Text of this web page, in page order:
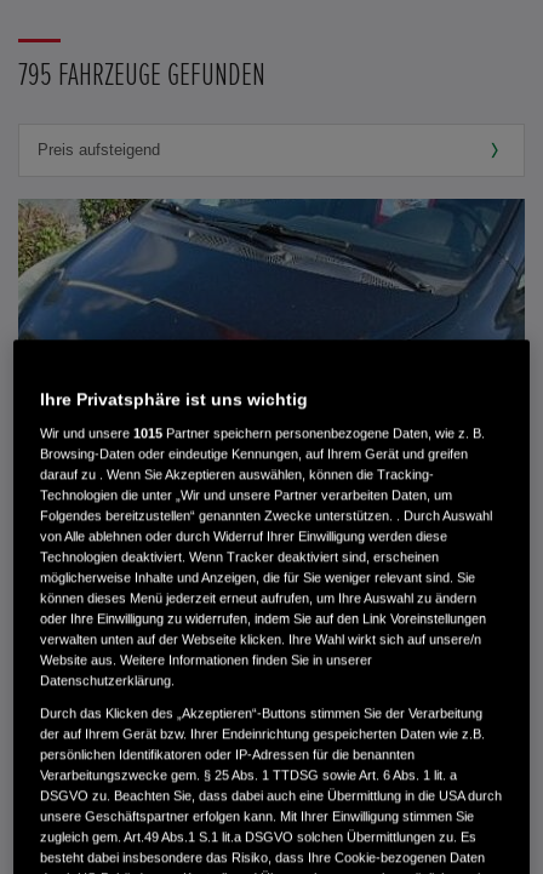
795 FAHRZEUGE GEFUNDEN
MWST. NICHT AUSWEISBAR
3.900 €
Außenfarbe
crystal black pearl
Kilometerstand
166.000 km
Kraftstoffart
Super
Getriebe
Automatik
Türen
5
Leistung
61 kW / 83 PS
Hubraum
1.339 cm³
Ihre Privatsphäre ist uns wichtig
Wir und unsere1015 Partner speichern personenbezogene Daten, wie z. B.
Browsing-Daten oder eindeutige Kennungen, auf Ihrem Gerät und greifen
darauf zu . Wenn Sie Akzeptieren auswählen, können die Tracking-
Technologien die unter „Wir und unsere Partner verarbeiten Daten, um
Folgendes bereitzustellen“ genannten Zwecke unterstützen. . Durch Auswahl
von Alle ablehnen oder durch Widerruf Ihrer Einwilligung werden diese
Technologien deaktiviert. Wenn Tracker deaktiviert sind, erscheinen
möglicherweise Inhalte und Anzeigen, die für Sie weniger relevant sind. Sie
können dieses Menü jederzeit erneut aufrufen, um Ihre Auswahl zu ändern
oder Ihre Einwilligung zu widerrufen, indem Sie auf den Link Voreinstellungen
verwalten unten auf der Webseite klicken. Ihre Wahl wirkt sich auf unsere/n
Website aus. Weitere Informationen finden Sie in unserer
Datenschutzerklärung.
Durch das Klicken des „Akzeptieren“-Buttons stimmen Sie der Verarbeitung
der auf Ihrem Gerät bzw. Ihrer Endeinrichtung gespeicherten Daten wie z.B.
persönlichen Identifikatoren oder IP-Adressen für die benannten
Verarbeitungszwecke gem. § 25 Abs. 1 TTDSG sowie Art. 6 Abs. 1 lit. a
DSGVO zu. Beachten Sie, dass dabei auch eine Übermittlung in die USA durch
unsere Geschäftspartner erfolgen kann. Mit Ihrer Einwilligung stimmen Sie
zugleich gem. Art.49 Abs.1 S.1 lit.a DSGVO solchen Übermittlungen zu. Es
besteht dabei insbesondere das Risiko, dass Ihre Cookie-bezogenen Daten